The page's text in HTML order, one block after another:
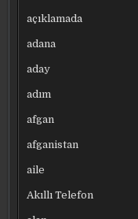
açıklamada
adana
aday
adım
afgan
afganistan
aile
Akıllı Telefon